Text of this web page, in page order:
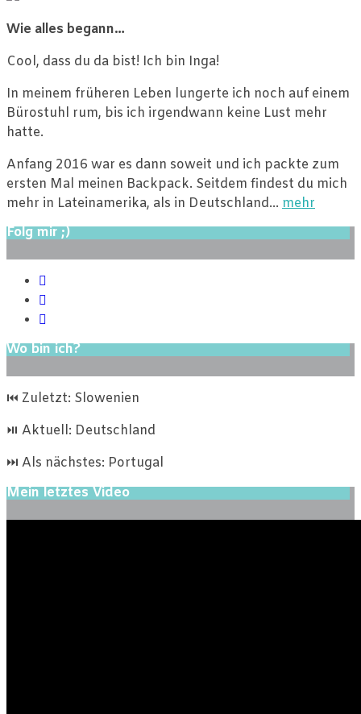
Wie alles begann…
Cool, dass du da bist! Ich bin Inga!
In meinem früheren Leben lungerte ich noch auf einem
Bürostuhl rum, bis ich irgendwann keine Lust mehr
hatte.
Anfang 2016 war es dann soweit und ich packte zum
ersten Mal meinen Backpack. Seitdem findest du mich
mehr in Lateinamerika, als in Deutschland… mehr
Folg mir ;)
Wo bin ich?
⏮ Zuletzt: Slowenien
⏯ Aktuell: Deutschland
⏭ Als nächstes: Portugal
Mein letztes Video